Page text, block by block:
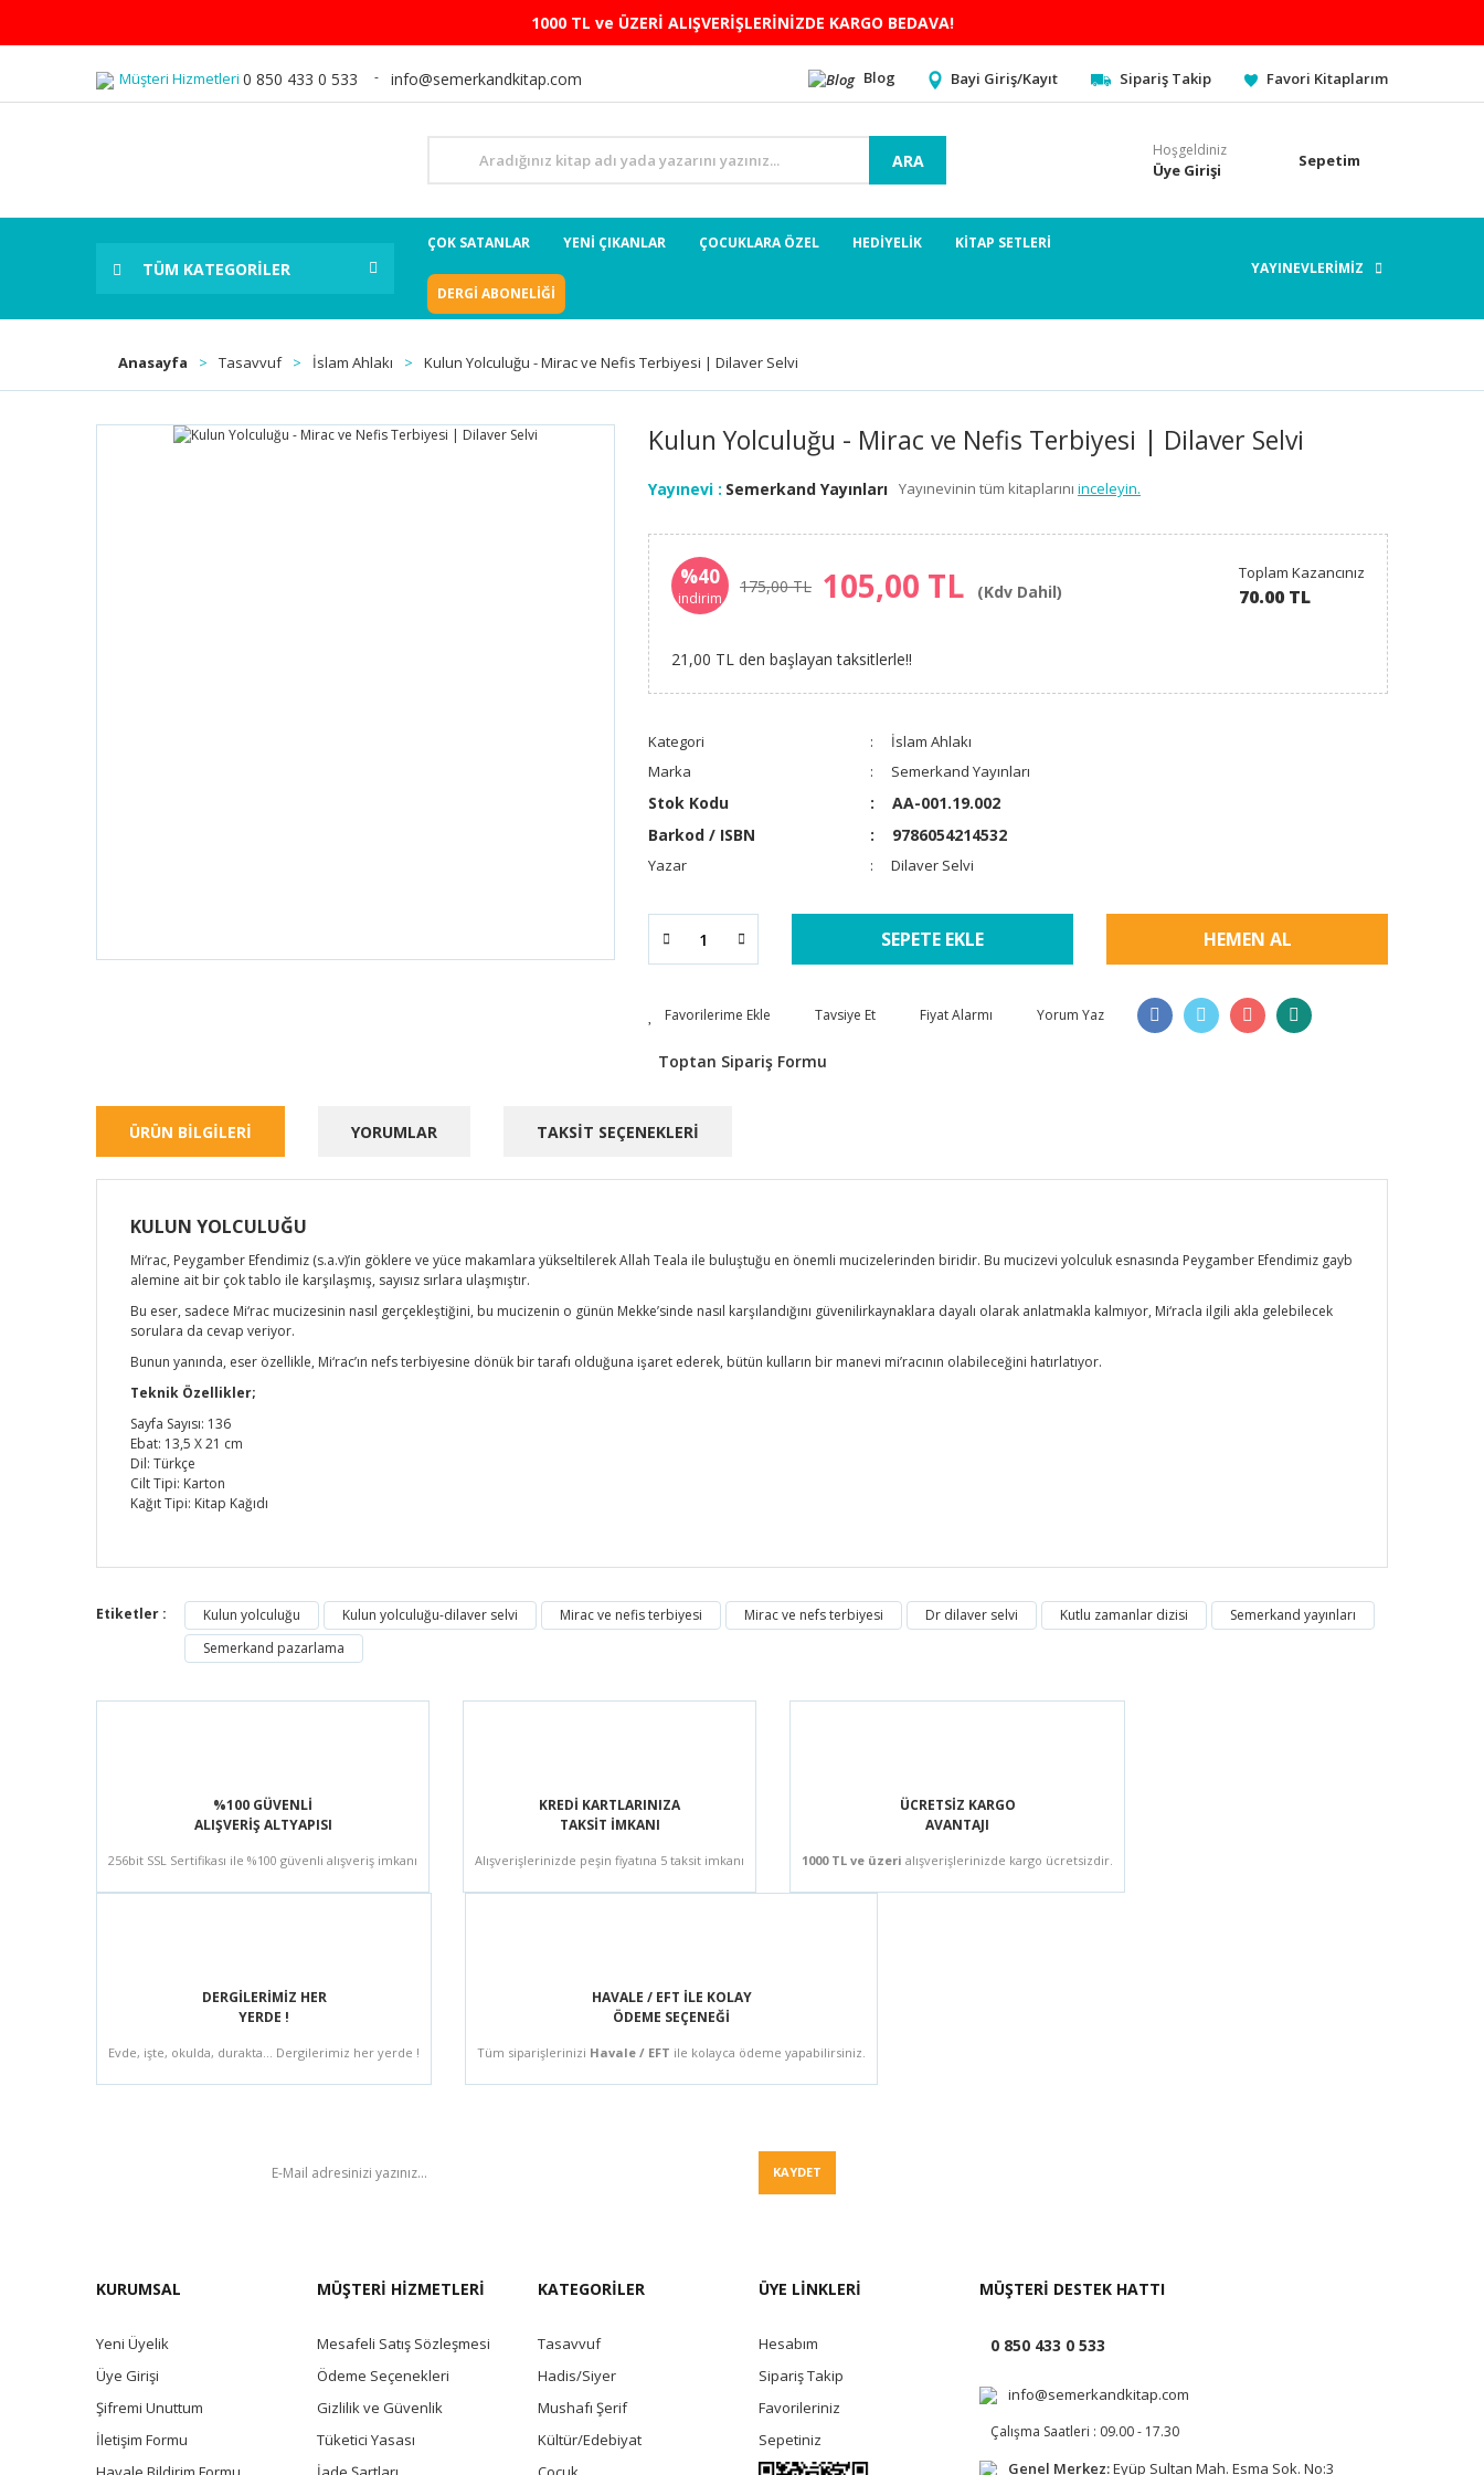
1000 TL ve ÜZERİ ALIŞVERİŞLERİNİZDE KARGO BEDAVA!
Müşteri Hizmetleri 0 850 433 0 533 info@semerkandkitap.com Blog Bayi Giriş/Kayıt Sipariş Takip Favori Kitaplarım
ARA
Hoşgeldiniz
Üye Girişi Sepetim
TÜM KATEGORİLER
ÇOK SATANLAR YENİ ÇIKANLAR ÇOCUKLARA ÖZEL HEDİYELİK KİTAP SETLERİ
DERGİ ABONELİĞİ
YAYINEVLERİMİZ
Anasayfa Tasavvuf İslam Ahlakı Kulun Yolculuğu - Mirac ve Nefis Terbiyesi | Dilaver Selvi
Kulun Yolculuğu - Mirac ve Nefis Terbiyesi | Dilaver Selvi
Yayınevi : Semerkand Yayınları Yayınevinin tüm kitaplarını inceleyin.
%40
indirim
175,00 TL 105,00 TL (Kdv Dahil)
Toplam Kazancınız
70.00 TL
21,00 TL den başlayan taksitlerle!!
Kategori
İslam Ahlakı
Marka
Semerkand Yayınları
Stok Kodu
AA-001.19.002
Barkod / ISBN
9786054214532
Yazar Dilaver Selvi
SEPETE EKLE HEMEN AL
Tavsiye Et Fiyat Alarmı Yorum Yaz
Toptan Sipariş Formu
ÜRÜN BİLGİLERİ YORUMLAR TAKSİT SEÇENEKLERİ
KULUN YOLCULUĞU
Mi‘rac, Peygamber Efendimiz (s.a.v)’in göklere ve yüce makamlara yükseltilerek Allah Teala ile buluştuğu en önemli mucizelerinden biridir. Bu mucizevi yolculuk esnasında Peygamber Efendimiz gayb
alemine ait bir çok tablo ile karşılaşmış, sayısız sırlara ulaşmıştır.
Bu eser, sadece Mi‘rac mucizesinin nasıl gerçekleştiğini, bu mucizenin o günün Mekke’sinde nasıl karşılandığını güvenilirkaynaklara dayalı olarak anlatmakla kalmıyor, Mi‘racla ilgili akla gelebilecek
sorulara da cevap veriyor.
Bunun yanında, eser özellikle, Mi‘rac’ın nefs terbiyesine dönük bir tarafı olduğuna işaret ederek, bütün kulların bir manevi mi’racının olabileceğini hatırlatıyor.
Teknik Özellikler;
Sayfa Sayısı: 136
Ebat: 13,5 X 21 cm
Dil: Türkçe
Cilt Tipi: Karton
Kağıt Tipi: Kitap Kağıdı
Yorum Yaz
Etiketler : Kulun yolculuğu Kulun yolculuğu-dilaver selvi Mirac ve nefis terbiyesi Mirac ve nefs terbiyesi Dr dilaver selvi Kutlu zamanlar dizisi
Semerkand yayınları
Semerkand pazarlama
%100 GÜVENLİ
ALIŞVERİŞ ALTYAPISI
256bit SSL Sertifikası ile %100 güvenli alışveriş imkanı
KREDİ KARTLARINIZA
TAKSİT İMKANI
Alışverişlerinizde peşin fiyatına 5 taksit imkanı
ÜCRETSİZ KARGO
AVANTAJI
1000 TL ve üzeri alışverişlerinizde kargo ücretsizdir.
DERGİLERİMİZ HER
YERDE !
Evde, işte, okulda, durakta... Dergilerimiz her yerde !
HAVALE / EFT İLE KOLAY
ÖDEME SEÇENEĞİ
Tüm siparişlerinizi Havale / EFT ile kolayca ödeme yapabilirsiniz.
KAYDET
KURUMSAL
Yeni Üyelik
Üye Girişi
Şifremi Unuttum
İletişim Formu
MÜŞTERİ HİZMETLERİ
Mesafeli Satış Sözleşmesi
Ödeme Seçenekleri
Gizlilik ve Güvenlik
Tüketici Yasası
KATEGORİLER
Tasavvuf
Hadis/Siyer
Mushafı Şerif
Kültür/Edebiyat
ÜYE LİNKLERİ
Hesabım
Sipariş Takip
Favorileriniz
Sepetiniz
MÜŞTERİ DESTEK HATTI
0 850 433 0 533
info@semerkandkitap.com
Çalışma Saatleri : 09.00 - 17.30
Genel Merkez:Eyüp Sultan Mah. Esma Sok. No:3